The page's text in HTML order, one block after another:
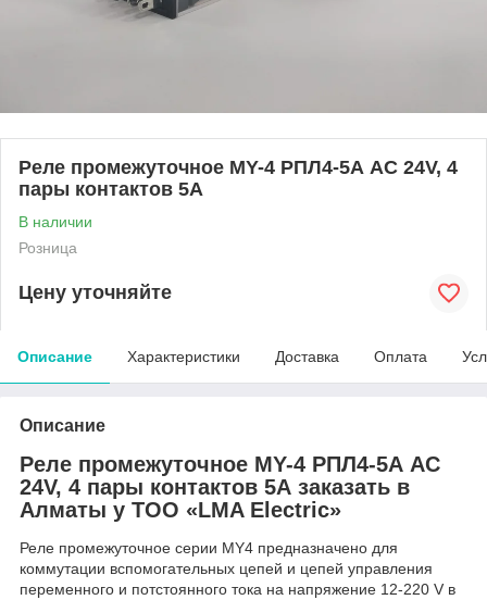
Реле промежуточное MY-4 РПЛ4-5А AC 24V, 4
пары контактов 5А
В наличии
Розница
Цену уточняйте
Описание Характеристики Доставка Оплата
Описание
Реле промежуточное MY-4 РПЛ4-5А AC
24V, 4 пары контактов 5А заказать в
Алматы у ТОО «LMA Electric»
Реле промежуточное серии MY4 предназначено для
коммутации вспомогательных цепей и цепей управления
переменного и потстоянного тока на напряжение 12-220 V в